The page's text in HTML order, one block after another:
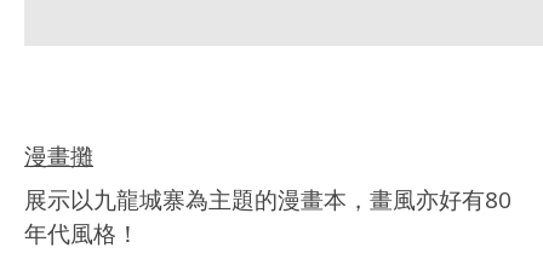
漫畫攤
展示以九龍城寨為主題的漫畫本，畫風亦好有80
年代風格！